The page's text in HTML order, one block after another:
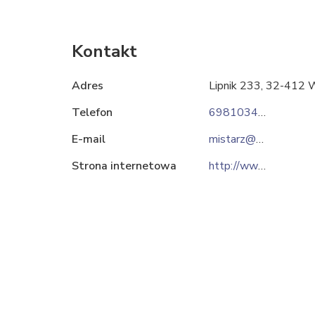
Kontakt
Adres
Lipnik 233, 32-412
Telefon
698103430
E-mail
mistarz@op.pl
Strona internetowa
http://www.mistka.pl